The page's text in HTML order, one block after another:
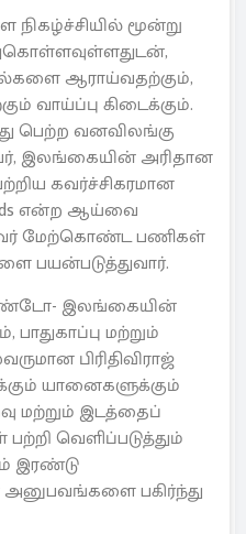
மூன்று
ஆராய்வதற்கும்,
வாய்ப்பு கிடைக்கும்.
பெற்ற வனவிலங்கு
இலங்கையின் அரிதான
கவர்ச்சிகரமான
என்ற ஆய்வை
மேற்கொண்ட பணிகள்
பயன்படுத்துவார்.
இலங்கையின்
மற்றும்
பிரிதிவிராஜ்
யானைகளுக்கும்
மற்றும் இடத்தைப்
வெளிப்படுத்தும்
இரண்டு
பகிர்ந்து